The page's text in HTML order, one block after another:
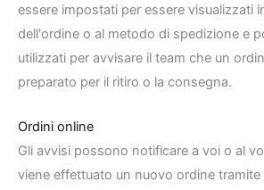
essere impostati per essere visualizzati
dell'ordine o al metodo di spedizione e
utilizzati per avvisare il team che un
preparato per il ritiro o la consegna.
Ordini online
Gli avvisi possono notificare a voi o al
viene effettuato un nuovo ordine